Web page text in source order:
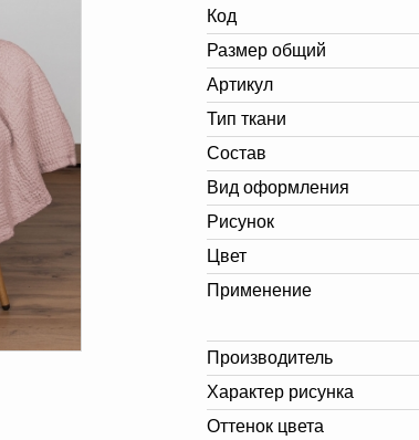
Код
Размер общий
Артикул
Тип ткани
Состав
Вид оформления
Рисунок
Цвет
Применение
Производитель
Характер рисунка
Оттенок цвета